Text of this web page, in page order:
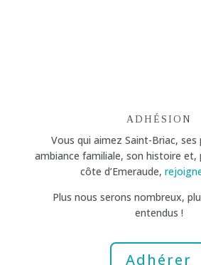
ADHÉSION
Vous qui aimez Saint-Briac, ses
ambiance familiale, son histoire et,
côte d’Emeraude,
Plus nous serons nombreux,
entendus !
Adhérer